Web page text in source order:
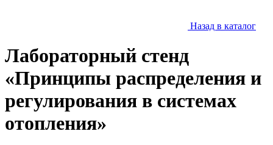
Назад в каталог
Лабораторный стенд
«Принципы распределения и
регулирования в системах
отопления»